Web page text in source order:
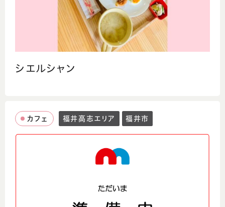
シエルシャン
カフェ 福井高志エリア 福井市